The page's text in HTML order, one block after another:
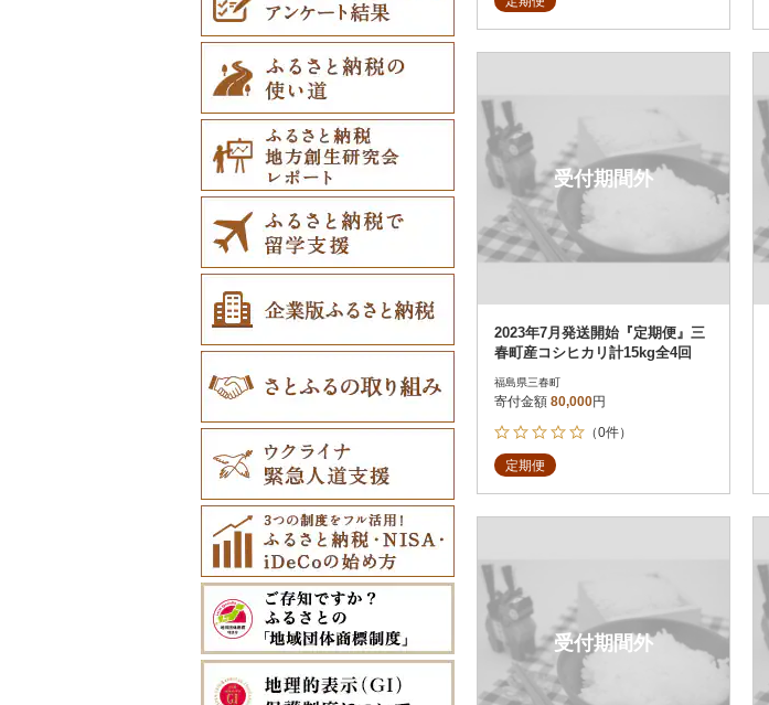
受付期間外
2023年7月発送開始『定期便』三
春町産コシヒカリ計15kg全4回
福島県三春町
寄付金額 80,000円
（0件）
定期便
受付期間外